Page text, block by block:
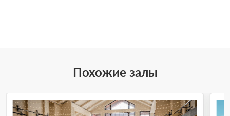
Похожие залы